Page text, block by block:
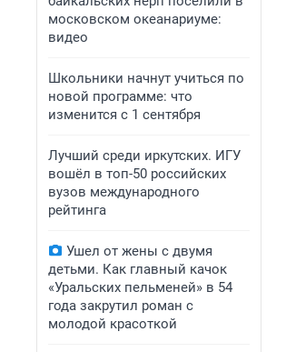
московском океанариуме:
видео
Школьники начнут учиться по
новой программе: что
изменится с 1 сентября
Лучший среди иркутских. ИГУ
вошёл в топ-50 российских
вузов международного
рейтинга
Ушел от жены с двумя
детьми. Как главный качок
«Уральских пельменей» в 54
года закрутил роман с
молодой красоткой